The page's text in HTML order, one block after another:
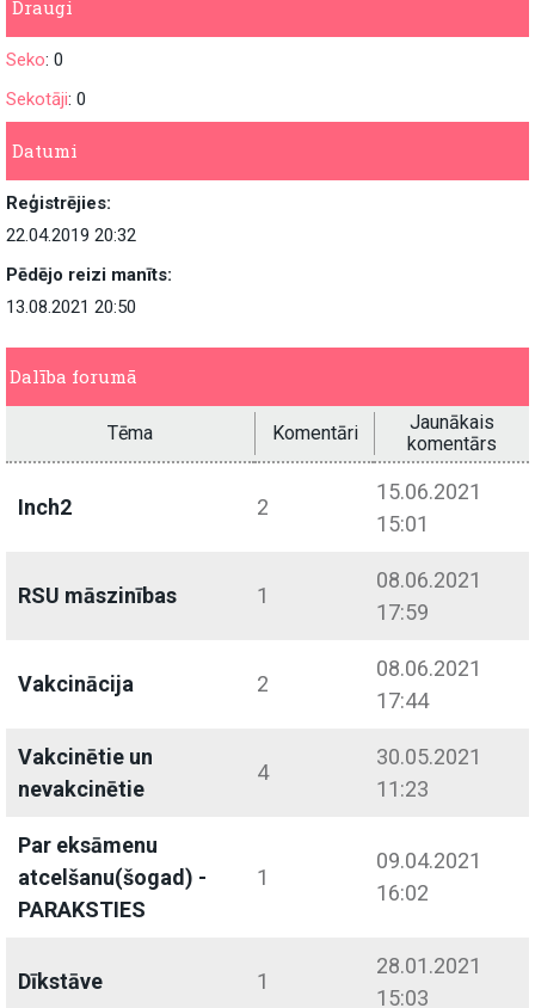
Draugi
Seko: 0
Sekotāji: 0
Datumi
Reģistrējies:
22.04.2019 20:32
Pēdējo reizi manīts:
13.08.2021 20:50
Dalība forumā
Tēma Komentāri
Jaunākais
komentārs
Inch2 2
15.06.2021
15:01
RSU māszinības 1
08.06.2021
17:59
Vakcinācija 2
08.06.2021
17:44
Vakcinētie un
nevakcinētie
4
30.05.2021
11:23
Par eksāmenu
atcelšanu(šogad) -
PARAKSTIES
1
09.04.2021
16:02
Dīkstāve 1
28.01.2021
15:03